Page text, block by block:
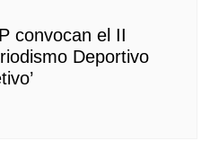
convocan el II
Deportivo